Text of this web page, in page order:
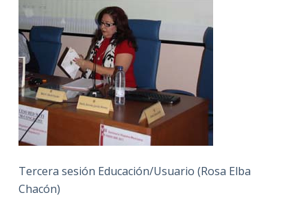
Tercera sesión Educación/Usuario (Rosa Elba
Chacón)